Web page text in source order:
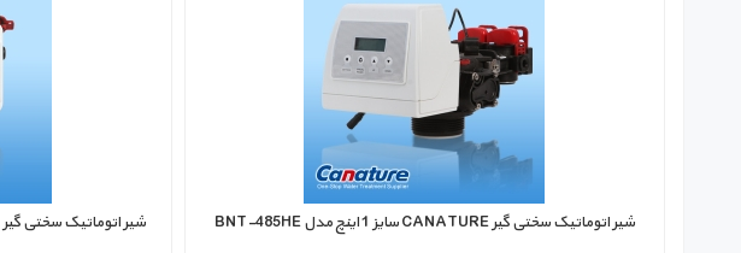
شیر اتوماتیک سختی گیر ‏CANATURE‏ سایز 1 اینچ مدل ‏BNT-485HE‎ شیر اتوماتیک سختی گیر ‏CANATURE‏ سایز 1/2 1 اینچ مدل ‏BNT-950‎